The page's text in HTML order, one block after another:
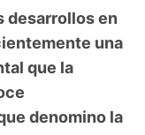
desarrollos en
una
que la
denomino la